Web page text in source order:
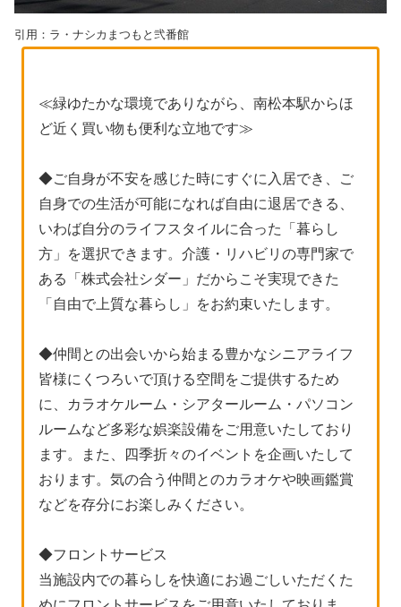
引用：ラ・ナシカまつもと弐番館
≪緑ゆたかな環境でありながら、南松本駅からほ
ど近く買い物も便利な立地です≫
◆ご自身が不安を感じた時にすぐに入居でき、ご
自身での生活が可能になれば自由に退居できる、
いわば自分のライフスタイルに合った「暮らし
方」を選択できます。介護・リハビリの専門家で
ある「株式会社シダー」だからこそ実現できた
「自由で上質な暮らし」をお約束いたします。
◆仲間との出会いから始まる豊かなシニアライフ
皆様にくつろいで頂ける空間をご提供するため
に、カラオケルーム・シアタールーム・パソコン
ルームなど多彩な娯楽設備をご用意いたしており
ます。また、四季折々のイベントを企画いたして
おります。気の合う仲間とのカラオケや映画鑑賞
などを存分にお楽しみください。
◆フロントサービス
当施設内での暮らしを快適にお過ごしいただくた